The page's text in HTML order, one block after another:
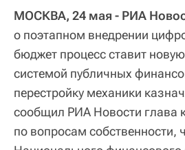
МОСКВА, 24 мая - РИА
о поэтапном внедрении
бюджет процесс ставит
системой публичных
перестройку механики
сообщил РИА Новости глава
по вопросам собственности,